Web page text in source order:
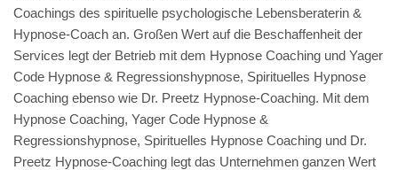
Coachings des spirituelle psychologische Lebensberaterin &
Hypnose-Coach an. Großen Wert auf die Beschaffenheit der
Services legt der Betrieb mit dem Hypnose Coaching und Yager
Code Hypnose & Regressionshypnose, Spirituelles Hypnose
Coaching ebenso wie Dr. Preetz Hypnose-Coaching. Mit dem
Hypnose Coaching, Yager Code Hypnose &
Regressionshypnose, Spirituelles Hypnose Coaching und Dr.
Preetz Hypnose-Coaching legt das Unternehmen ganzen Wert